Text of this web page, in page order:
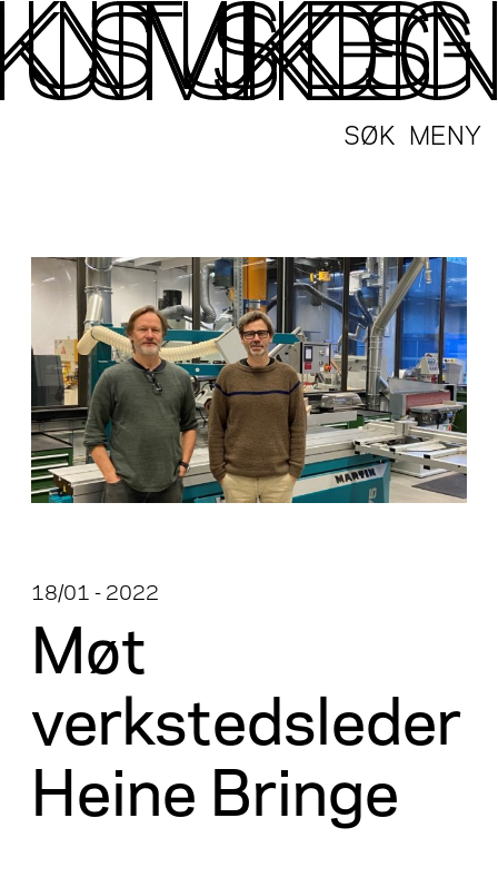
MENY
SØK
18/01 - 2022
Møt
verkstedsleder
Heine Bringe